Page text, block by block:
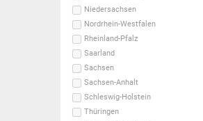
Niedersachsen
Nordrhein-Westfalen
Rheinland-Pfalz
Saarland
Sachsen
Sachsen-Anhalt
Schleswig-Holstein
Thüringen